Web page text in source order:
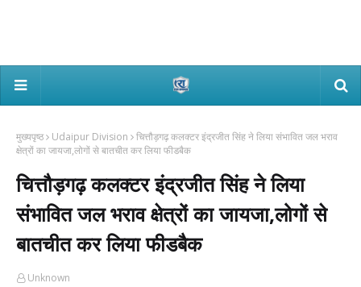
मुख्यपृष्ठ Udaipur Division
चित्तौड़गढ़ कलक्टर इंद्रजीत सिंह ने लिया संभावित जल भराव
क्षेत्रों का जायजा,लोगों से बातचीत कर लिया फीडबैक
चित्तौड़गढ़ कलक्टर इंद्रजीत सिंह ने लिया
संभावित जल भराव क्षेत्रों का जायजा,लोगों से
बातचीत कर लिया फीडबैक
Unknown